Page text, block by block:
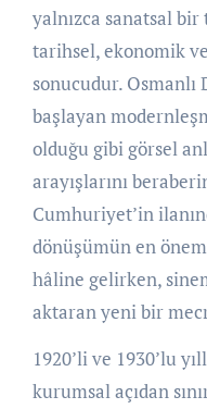
yalnızca sanatsal
tarihsel, ekonomik
sonucudur.
başlayan
olduğu gibi görsel
arayışlarını
Cumhuriyet’in
dönüşümün en
hâline gelirken,
aktaran yeni bir
1920’li ve 1930’lu
kurumsal açıdan